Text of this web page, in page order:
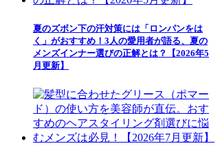
夏のズボン下の汗対策には「ロンパンをは
く」がおすすめ！3人の愛用者が語る、夏の
メンズインナー選びの正解とは？【2026年5
月更新】